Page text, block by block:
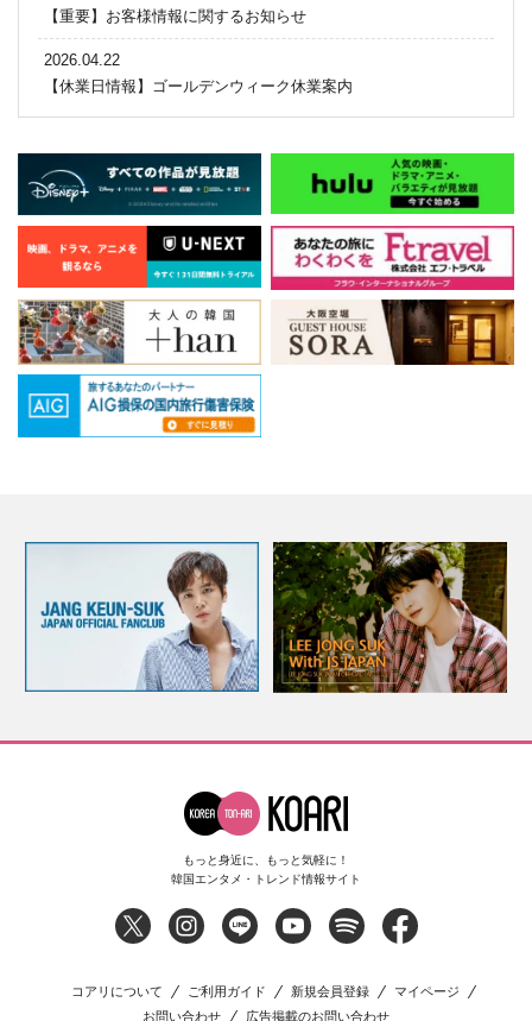
【重要】お客様情報に関するお知らせ
2026.04.22
【休業日情報】ゴールデンウィーク休業案内
もっと身近に、もっと気軽に！
韓国エンタメ・トレンド情報サイト
コアリについて ご利用ガイド 新規会員登録
マイページ
お問い合わせ
広告掲載のお問い合わせ